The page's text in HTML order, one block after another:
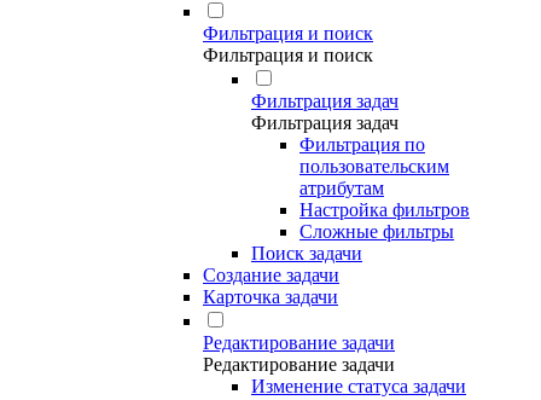
Фильтрация и поиск
Фильтрация и поиск
Фильтрация задач
Фильтрация задач
Фильтрация по
пользовательским
атрибутам
Настройка фильтров
Сложные фильтры
Поиск задачи
Создание задачи
Карточка задачи
Редактирование задачи
Редактирование задачи
Изменение статуса задачи